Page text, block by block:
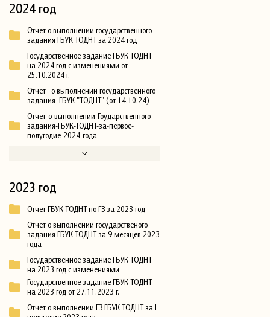
2024 год
Отчет о выполнении государственного
задания ГБУК ТОДНТ за 2024 год
Государственное задание ГБУК ТОДНТ
на 2024 год с изменениями от
25.10.2024 г.
Отчет о выполнении государственного
задания ГБУК "ТОДНТ" (от 14.10.24)
Отчет-о-выполнении-Гоударственного-
задания-ГБУК-ТОДНТ-за-первое-
полугодие-2024-года
2023 год
Отчет ГБУК ТОДНТ по ГЗ за 2023 год
Отчет о выполнении государственого
задания ГБУК ТОДНТ за 9 месяцев 2023
года
Государственное задание ГБУК ТОДНТ
на 2023 год с изменениями
Государственное задание ГБУК ТОДНТ
на 2023 год от 27.11.2023 г.
Отчет о выполнении ГЗ ГБУК ТОДНТ за I